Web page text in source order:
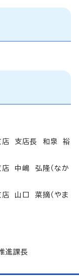
店 支店長 和泉 裕
店 中嶋 弘隆（なか
店 山口 菜摘（やま
進課長